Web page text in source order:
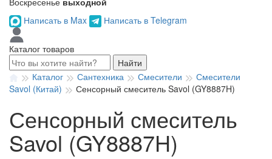
Написать в Max
Написать в Telegram
Каталог товаров
Найти
Каталог
Сантехника Смесители
Смесители
Savol (Китай)
Сенсорный смеситель Savol (GY8887H)
Сенсорный смеситель
Savol (GY8887H)